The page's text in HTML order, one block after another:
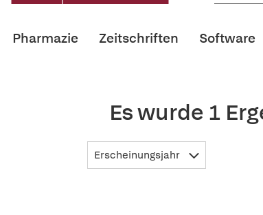
Pharmazie Zeitschriften Software
Es wurde 1
Erscheinungsjahr